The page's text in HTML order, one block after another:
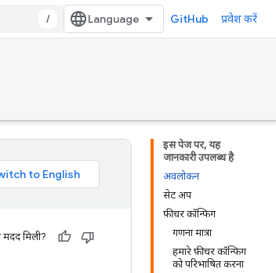
/ GitHub प्रवेश करें
इस पेज पर, यह
जानकारी उपलब्ध है
अवलोकन
सेट अप
फ़ीचर कॉन्फिग
गणना मात्रा
हमारे फ़ीचर कॉन्फिग
को परिभाषित करना
मिली?